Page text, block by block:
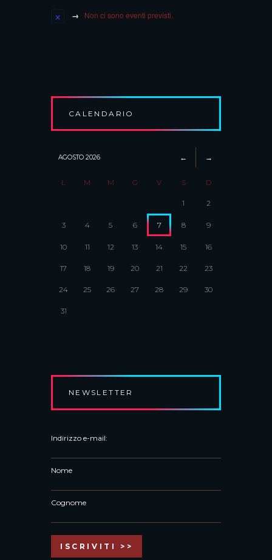
Non ci sono eventi previsti.
CALENDARIO
AGOSTO 2026
L M M G V S D
1 2
3 4 5 6 7 8 9
10 11 12 13 14 15 16
17 18 19 20 21 22 23
24 25 26 27 28 29 30
31
NEWSLETTER
Indirizzo e-mail:
Nome
Cognome